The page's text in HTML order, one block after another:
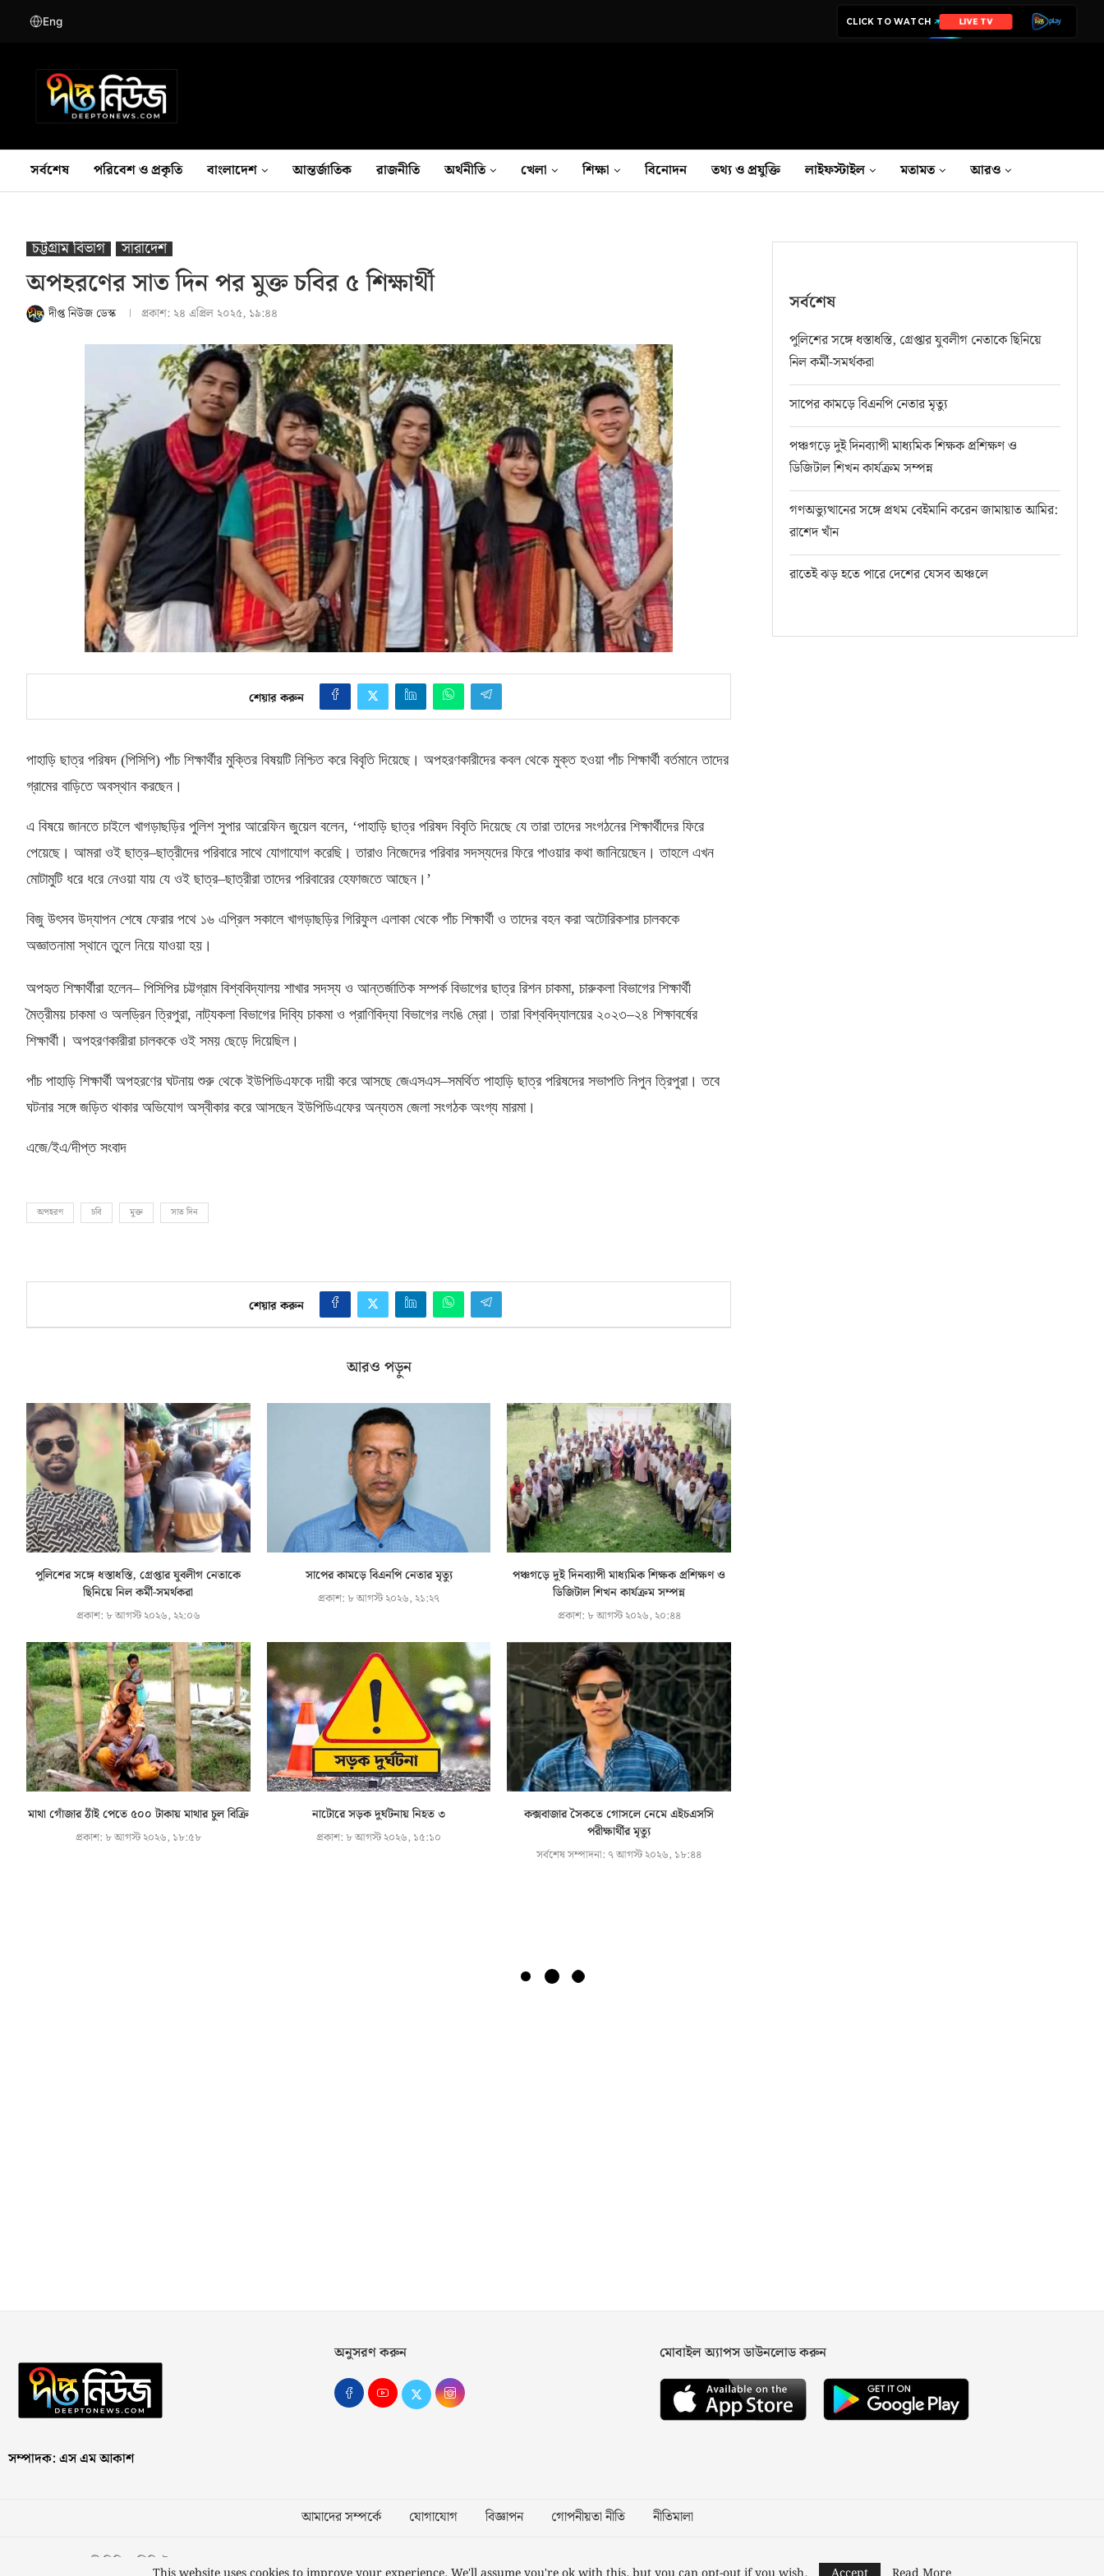
Eng CLICK TO WATCH LIVE TV
সর্বশেষ পরিবেশ ও প্রকৃতি বাংলাদেশ আন্তর্জাতিক রাজনীতি অর্থনীতি খেলা শিক্ষা বিনোদন তথ‍্য ও প্রযুক্তি লাইফস্টাইল মতামত আরও
চট্টগ্রাম বিভাগ সারাদেশ
অপহরণের সাত দিন পর মুক্ত চবির ৫ শিক্ষার্থী
দীপ্ত নিউজ ডেস্ক প্রকাশ: ২৪ এপ্রিল ২০২৫, ১৯:৪৪
শেয়ার করুন
পাহাড়ি ছাত্র পরিষদ (পিসিপি) পাঁচ শিক্ষার্থীর মুক্তির বিষয়টি নিশ্চিত করে বিবৃতি দিয়েছে। অপহরণকারীদের কবল থেকে মুক্ত হওয়া পাঁচ শিক্ষার্থী বর্তমানে তাদের
গ্রামের বাড়িতে অবস্থান করছেন।
এ বিষয়ে জানতে চাইলে খাগড়াছড়ির পুলিশ সুপার আরেফিন জুয়েল বলেন, ‘পাহাড়ি ছাত্র পরিষদ বিবৃতি দিয়েছে যে তারা তাদের সংগঠনের শিক্ষার্থীদের ফিরে
পেয়েছে। আমরা ওই ছাত্র–ছাত্রীদের পরিবারে সাথে যোগাযোগ করেছি। তারাও নিজেদের পরিবার সদস্যদের ফিরে পাওয়ার কথা জানিয়েছেন। তাহলে এখন
মোটামুটি ধরে ধরে নেওয়া যায় যে ওই ছাত্র–ছাত্রীরা তাদের পরিবারের হেফাজতে আছেন।’
বিজু উৎসব উদ্‌যাপন শেষে ফেরার পথে ১৬ এপ্রিল সকালে খাগড়াছড়ির গিরিফুল এলাকা থেকে পাঁচ শিক্ষার্থী ও তাদের বহন করা অটোরিকশার চালককে
অজ্ঞাতনামা স্থানে তুলে নিয়ে যাওয়া হয়।
অপহৃত শিক্ষার্থীরা হলেন– পিসিপির চট্টগ্রাম বিশ্ববিদ্যালয় শাখার সদস্য ও আন্তর্জাতিক সম্পর্ক বিভাগের ছাত্র রিশন চাকমা, চারুকলা বিভাগের শিক্ষার্থী
মৈত্রীময় চাকমা ও অলড্রিন ত্রিপুরা, নাট্যকলা বিভাগের দিব্যি চাকমা ও প্রাণিবিদ্যা বিভাগের লংঙি ম্রো। তারা বিশ্ববিদ্যালয়ের ২০২৩–২৪ শিক্ষাবর্ষের
শিক্ষার্থী। অপহরণকারীরা চালককে ওই সময় ছেড়ে দিয়েছিল।
পাঁচ পাহাড়ি শিক্ষার্থী অপহরণের ঘটনায় শুরু থেকে ইউপিডিএফকে দায়ী করে আসছে জেএসএস–সমর্থিত পাহাড়ি ছাত্র পরিষদের সভাপতি নিপুন ত্রিপুরা। তবে
ঘটনার সঙ্গে জড়িত থাকার অভিযোগ অস্বীকার করে আসছেন ইউপিডিএফের অন্যতম জেলা সংগঠক অংগ্য মারমা।
এজে/ইএ/দীপ্ত সংবাদ
অপহরণ চবি মুক্ত সাত দিন
শেয়ার করুন
আরও পড়ুন
পুলিশের সঙ্গে ধস্তাধস্তি, গ্রেপ্তার যুবলীগ নেতাকে
ছিনিয়ে নিল কর্মী-সমর্থকরা
প্রকাশ: ৮ আগস্ট ২০২৬, ২২:০৬
সাপের কামড়ে বিএনপি নেতার মৃত্যু
প্রকাশ: ৮ আগস্ট ২০২৬, ২১:২৭
পঞ্চগড়ে দুই দিনব্যাপী মাধ্যমিক শিক্ষক প্রশিক্ষণ ও
ডিজিটাল শিখন কার্যক্রম সম্পন্ন
প্রকাশ: ৮ আগস্ট ২০২৬, ২০:৪৪
মাথা গোঁজার ঠাঁই পেতে ৫০০ টাকায় মাথার চুল বিক্রি
প্রকাশ: ৮ আগস্ট ২০২৬, ১৮:৫৮
নাটোরে সড়ক দুর্ঘটনায় নিহত ৩
প্রকাশ: ৮ আগস্ট ২০২৬, ১৫:১০
কক্সবাজার সৈকতে গোসলে নেমে এইচএসসি
পরীক্ষার্থীর মৃত্যু
সর্বশেষ সম্পাদনা: ৭ আগস্ট ২০২৬, ১৮:৪৪
সর্বশেষ
পুলিশের সঙ্গে ধস্তাধস্তি, গ্রেপ্তার যুবলীগ নেতাকে ছিনিয়ে
নিল কর্মী-সমর্থকরা
সাপের কামড়ে বিএনপি নেতার মৃত্যু
পঞ্চগড়ে দুই দিনব্যাপী মাধ্যমিক শিক্ষক প্রশিক্ষণ ও
ডিজিটাল শিখন কার্যক্রম সম্পন্ন
গণঅভ্যুত্থানের সঙ্গে প্রথম বেইমানি করেন জামায়াত আমির:
রাশেদ খাঁন
রাতেই ঝড় হতে পারে দেশের যেসব অঞ্চলে
সম্পাদক: এস এম আকাশ
অনুসরণ করুন মোবাইল অ্যাপস ডাউনলোড করুন
আমাদের সম্পর্কে যোগাযোগ বিজ্ঞাপন গোপনীয়তা নীতি নীতিমালা
স্বত্ব © ২০২৩ কাজী মিডিয়া লিমিটেড Designed and Developed byNusratech Pte Ltd.